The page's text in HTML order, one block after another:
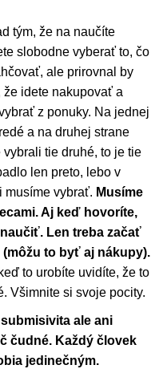
tým, že na naučíte
slobodne vyberať to, čo
ale prirovnal by
že idete nakupovať a
z ponuky. Na jednej
a na druhej strane
tie druhé, to je tie
len preto, lebo v
musíme vybrať. Musíme
Aj keď hovoríte,
Len treba začať
to byť aj nákupy).
to urobíte uvidíte, že to
Všimnite si svoje pocity.
ale ani
čudné. Každý človek
jedinečným.